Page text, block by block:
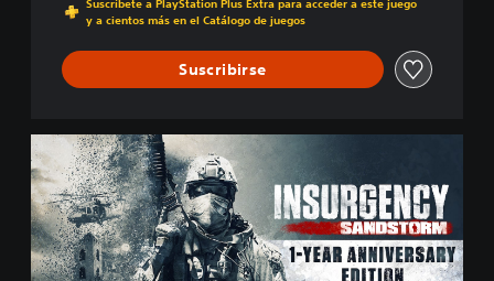
Suscríbete a PlayStation Plus Extra para acceder a este juego
y a cientos más en el Catálogo de juegos
Suscribirse
1
-
Y
e
a
r
A